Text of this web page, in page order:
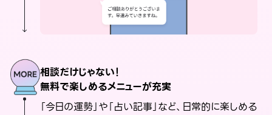
相談だけじゃない！
無料で楽しめるメニューが充実
「今日の運勢」や「占い記事」など、日常的に楽しめる